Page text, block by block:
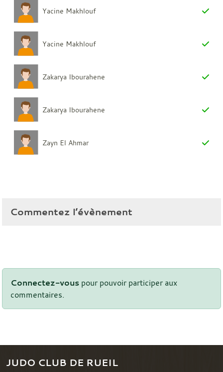
Yacine Makhlouf
Yacine Makhlouf
Zakarya Ibourahene
Zakarya Ibourahene
Zayn El Ahmar
Commentez l’évènement
Connectez-vous pour pouvoir participer aux
commentaires.
JUDO CLUB DE RUEIL